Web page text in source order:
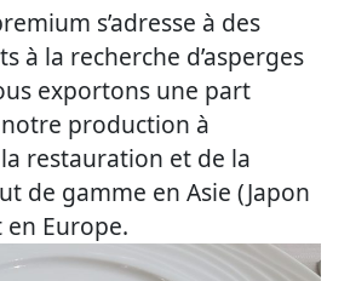
s’adresse à des
à la recherche d’asperges
exportons une part
production à
restauration et de la
de gamme en Asie (Japon
Europe.